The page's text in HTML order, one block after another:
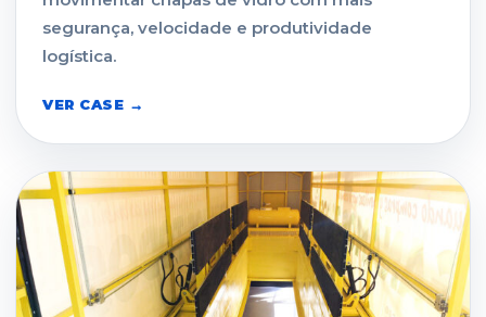
segurança, velocidade e produtividade
logística.
VER CASE →